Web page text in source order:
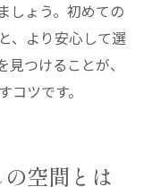
しょう。初めての
、より安心して選
つけることが、
ツです。
空間とは